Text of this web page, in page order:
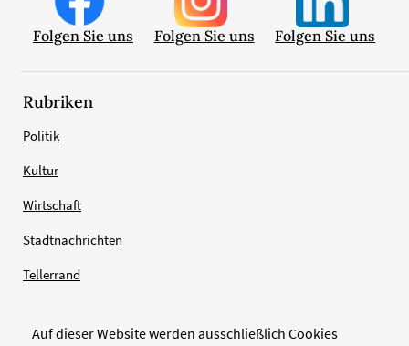
Auf dieser Website werden ausschließlich Cookies
Folgen Sie uns Folgen Sie uns Folgen Sie uns
Rubriken
Politik
Kultur
Wirtschaft
Stadtnachrichten
Tellerrand